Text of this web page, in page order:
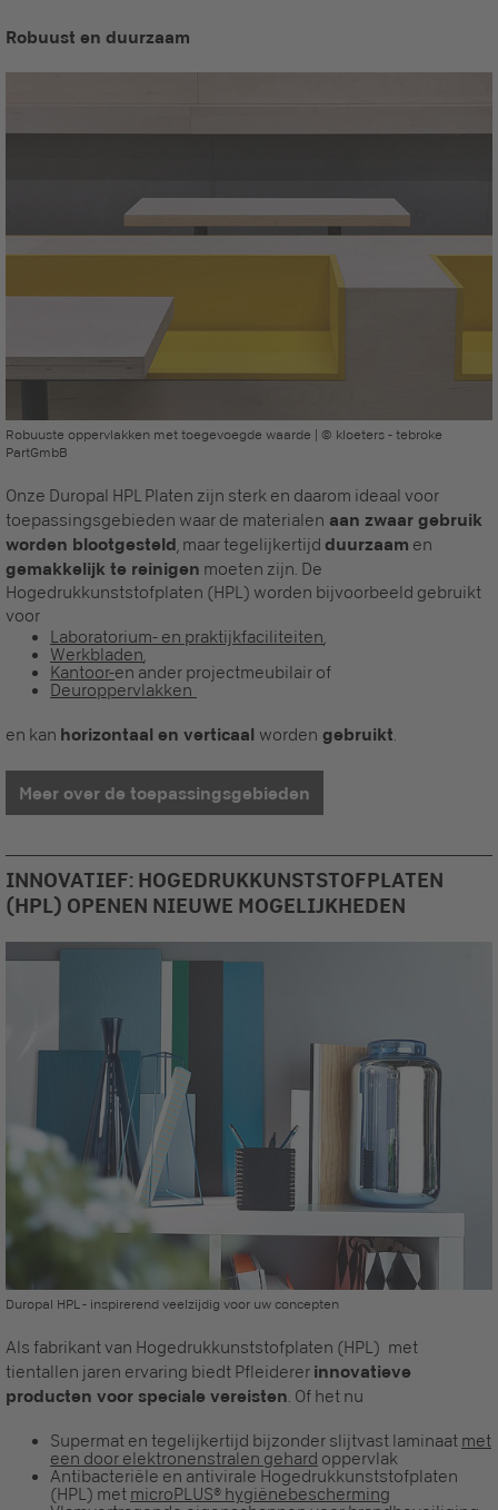
Robuust en duurzaam
Onze Duropal HPL Platen zijn sterk en daarom ideaal voor
toepassingsgebieden waar de materialen aan zwaar gebruik
worden blootgesteld, maar tegelijkertijd duurzaam en
gemakkelijk te reinigen moeten zijn. De
Hogedrukkunststofplaten (HPL) worden bijvoorbeeld gebruikt
voor
Laboratorium- en praktijkfaciliteiten,
Werkbladen,
Kantoor-en ander projectmeubilair of
Deuroppervlakken
en kan horizontaal en verticaal worden gebruikt.
Meer over de toepassingsgebieden
Robuuste oppervlakken met toegevoegde waarde | © kloeters - tebroke
PartGmbB
INNOVATIEF: HOGEDRUKKUNSTSTOFPLATEN
(HPL) OPENEN NIEUWE MOGELIJKHEDEN
Als fabrikant van Hogedrukkunststofplaten (HPL) met
tientallen jaren ervaring biedt Pfleiderer innovatieve
producten voor speciale vereisten. Of het nu
Supermat en tegelijkertijd bijzonder slijtvast laminaat met
een door elektronenstralen gehard oppervlak
Antibacteriële en antivirale Hogedrukkunststofplaten
(HPL) met microPLUS® hygiënebescherming
Duropal HPL - inspirerend veelzijdig voor uw concepten